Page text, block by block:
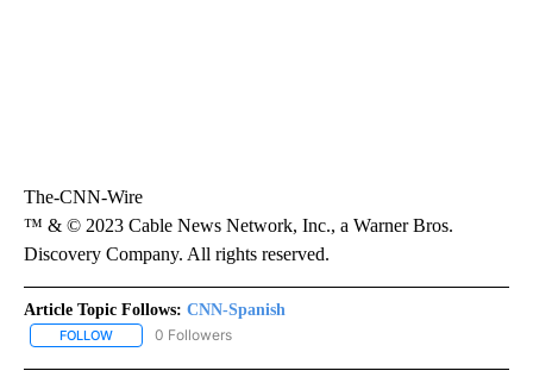
The-CNN-Wire
™ & © 2023 Cable News Network, Inc., a Warner Bros.
Discovery Company. All rights reserved.
Article Topic Follows: CNN-Spanish
FOLLOW FOLLOW "CNN-SPANISH" TO RECEIVE NOTIFICATIONS ABOUT
0 Followers